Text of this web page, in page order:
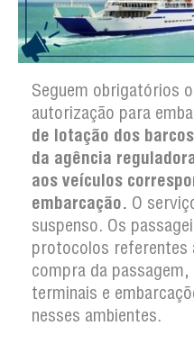
Seguem obrigatórios
autorização para
de lotação dos
da agência
aos veículos
embarcação. O
suspenso. Os
protocolos referentes
compra da
terminais e
nesses ambientes.